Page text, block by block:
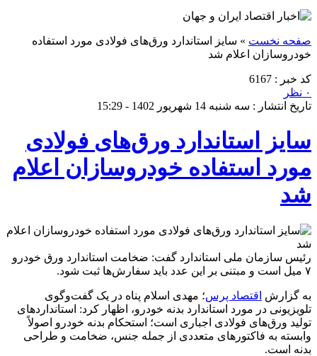
صفحه نخست » سایز استاندارد ورق‌های فولادی مورد استفاده
خودروسازان اعلام شد
کد خبر : 6167
۰ نظر
تاریخ انتشار : سه شنبه 14 شهریور 1402 - 15:29
سایز استاندارد ورق‌های فولادی
مورد استفاده خودروسازان اعلام
شد
­­رئیس سازمان ملی استاندارد گفت: ضخامت استاندارد ورق خودرو
۷ میل است و مبتنی بر این عدد باید سفارش‌ها ثبت شود.
به گزارش اقتصاد پرس؛ مهدی اسلام پناه در یک گفت‌وگوی
تلویزیونی در مورد استاندارد بدنه خودرو، اظهار کرد: استانداردهای
تولید ورق‌های فولادی اجباری است؛ استحکام بدنه خودرو اصولاً
وابسته به فاکتورهای متعددی از جمله جنس، ضخامت و طراحی
بدنه است.